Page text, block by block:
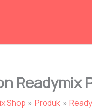
Readymix
Shop Produk